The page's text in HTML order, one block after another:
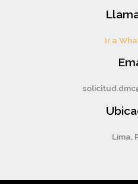
Ir a
Lima,